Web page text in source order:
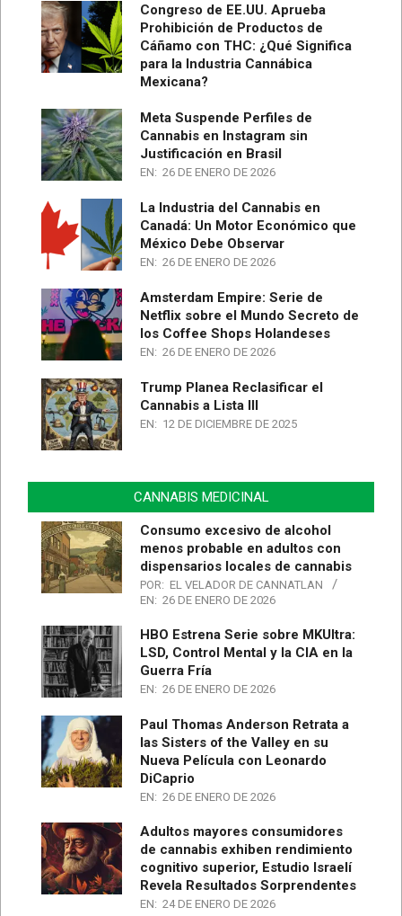
Congreso de EE.UU. Aprueba
Prohibición de Productos de
Cáñamo con THC: ¿Qué Significa
para la Industria Cannábica
Mexicana?
Meta Suspende Perfiles de
Cannabis en Instagram sin
Justificación en Brasil
EN: 26 DE ENERO DE 2026
La Industria del Cannabis en
Canadá: Un Motor Económico que
México Debe Observar
EN: 26 DE ENERO DE 2026
Amsterdam Empire: Serie de
Netflix sobre el Mundo Secreto de
los Coffee Shops Holandeses
EN: 26 DE ENERO DE 2026
Trump Planea Reclasificar el
Cannabis a Lista III
EN: 12 DE DICIEMBRE DE 2025
CANNABIS MEDICINAL
Consumo excesivo de alcohol
menos probable en adultos con
dispensarios locales de cannabis
POR: EL VELADOR DE CANNATLAN
EN: 26 DE ENERO DE 2026
HBO Estrena Serie sobre MKUltra:
LSD, Control Mental y la CIA en la
Guerra Fría
EN: 26 DE ENERO DE 2026
Paul Thomas Anderson Retrata a
las Sisters of the Valley en su
Nueva Película con Leonardo
DiCaprio
EN: 26 DE ENERO DE 2026
Adultos mayores consumidores
de cannabis exhiben rendimiento
cognitivo superior, Estudio Israelí
Revela Resultados Sorprendentes
EN: 24 DE ENERO DE 2026